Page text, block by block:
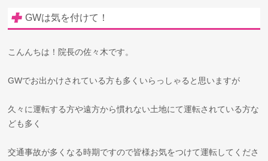
GWは気を付けて！
こんんちは！院長の佐々木です。
GWでお出かけされている方も多くいらっしゃると思いますが
久々に運転する方や遠方から慣れない土地にて運転されている方な
ども多く
交通事故が多くなる時期ですので皆様お気をつけて運転してくださ